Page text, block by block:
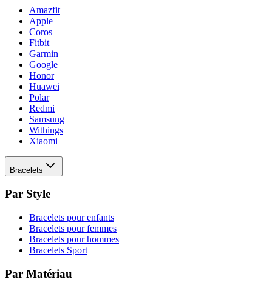
Amazfit
Apple
Coros
Fitbit
Garmin
Google
Honor
Huawei
Polar
Redmi
Samsung
Withings
Xiaomi
Bracelets
Par Style
Bracelets pour enfants
Bracelets pour femmes
Bracelets pour hommes
Bracelets Sport
Par Matériau